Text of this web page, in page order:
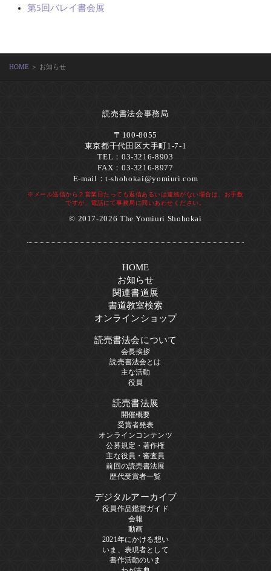
第5回バレイ書会展
HOME ＞ お知らせ
読売書法会事務局
〒100-8055
東京都千代田区大手町1-7-1
TEL：03-3216-8903
FAX：03-3216-8977
E-mail：t-shohokai@yomiuri.com
※メール送信から２営業日たっても返信あるいは連絡がない場合は、お手数
ですが、電話にて事務局に問いあわせください。
© 2017-2026 The Yomiuri Shohokai
HOME
お知らせ
関連書道展
書道教室検索
オンラインショップ
読売書法会について
会長挨拶
読売書法会とは
主な活動
役員
読売書法展
開催概要
受賞者発表
オンラインコンテンツ
公募規定・著作権
主な役員・審査員
前回の読売書法展
歴代受賞者一覧
デジタルアーカイブ
役員作品鑑賞ガイド
会報
動画
2021年にかける想い
いま、表現者として
書作活動のいま